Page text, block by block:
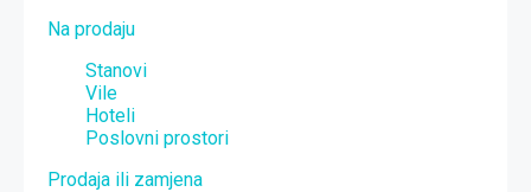
Na prodaju
Stanovi
Vile
Hoteli
Poslovni prostori
Prodaja ili zamjena